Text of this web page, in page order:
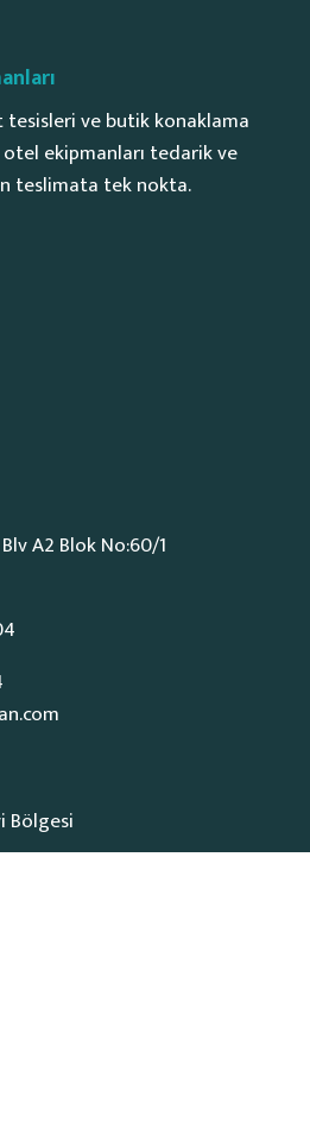
tesisleri ve butik konaklama
ekipmanları tedarik ve
teslimata tek nokta.
A2 Blok No:60/1
Bölgesi